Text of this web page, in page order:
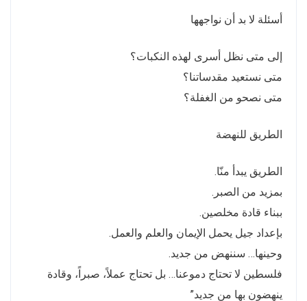
أسئلة لا بد أن نواجهها
إلى متى نظل أسرى لهذه النكبات؟
متى نستعيد مقدساتنا؟
متى نصحو من الغفلة؟
الطريق للنهضة
الطريق يبدأ منّا.
بمزيد من الصبر.
ببناء قادة مخلصين.
بإعداد جيل يحمل الإيمان والعلم والعمل.
وحينها… سننهض من جديد.
فلسطين لا تحتاج دموعنا… بل تحتاج عملاً، صبراً، وقادة
ينهضون بها من جديد”